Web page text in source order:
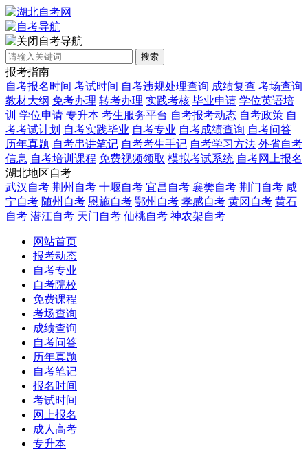
自考导航
搜索
报考指南
自考报名时间 考试时间 自考违规处理查询 成绩复查 考场查询
教材大纲 免考办理 转考办理 实践考核 毕业申请 学位英语培
训 学位申请 专升本 考生服务平台 自考报考动态 自考政策 自
考考试计划 自考实践毕业 自考专业 自考成绩查询 自考问答
历年真题 自考串讲笔记 自考考生手记 自考学习方法 外省自考
信息 自考培训课程 免费视频领取 模拟考试系统 自考网上报名
湖北地区自考
武汉自考 荆州自考 十堰自考 宜昌自考 襄樊自考 荆门自考 咸
宁自考 随州自考 恩施自考 鄂州自考 孝感自考 黄冈自考 黄石
自考 潜江自考 天门自考 仙桃自考 神农架自考
网站首页
报考动态
自考专业
自考院校
免费课程
考场查询
成绩查询
自考问答
历年真题
自考笔记
报名时间
考试时间
网上报名
成人高考
专升本